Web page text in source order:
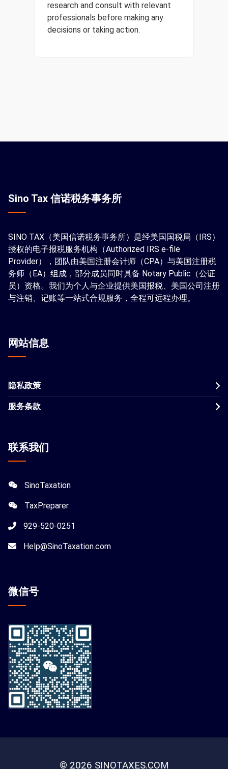
research and consult with relevant
professionals before making any
decisions or taking action.
Sino Tax 信诺税务事务所
SINO TAX（美国信诺税务事务所）是经美国国税局（IRS）
授权的电子报税服务机构（Authorized IRS e-file
Provider），团队由美国注册会计师（CPA）与美国注册税
务师（EA）组成，部分成员同时具备 Notary Public（公证
员）资格。我们为个人与企业提供美国报税、美国公司注册
与注销、记账等一站式合规服务，全程可远程办理。
网站信息
隐私政策
服务条款
联系我们
SinoTaxation
TaxPreparer
929-520-0251
Help@SinoTaxation.com
微信号
© 2026 SINOTAXES.COM